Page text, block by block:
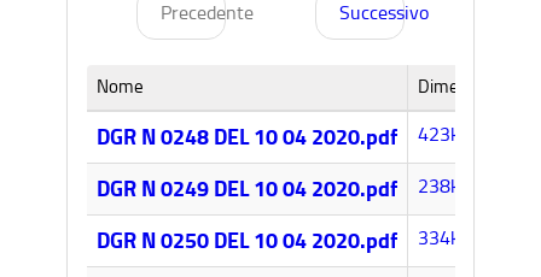
Precedente Successivo
Nome Dimensione
DGR N 0248 DEL 10 04 2020.pdf 423k
DGR N 0249 DEL 10 04 2020.pdf 238k
DGR N 0250 DEL 10 04 2020.pdf 334k